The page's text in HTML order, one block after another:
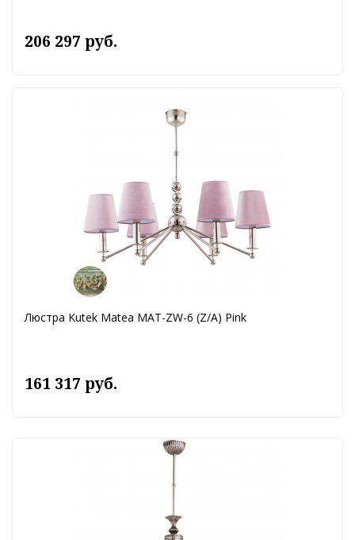
206 297 руб.
Люстра Kutek Matea MAT-ZW-6 (Z/A) Pink
161 317 руб.